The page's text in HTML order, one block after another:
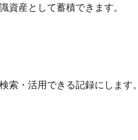
資産として蓄積できます。
索・活用できる記録にします。